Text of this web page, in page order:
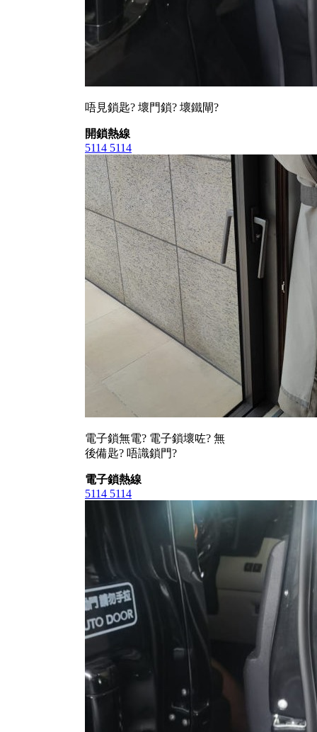
唔見鎖匙? 壞門鎖? 壞鐵閘?
開鎖熱線
5114 5114
電子鎖無電? 電子鎖壞咗? 無
後備匙? 唔識鎖門?
電子鎖熱線
5114 5114